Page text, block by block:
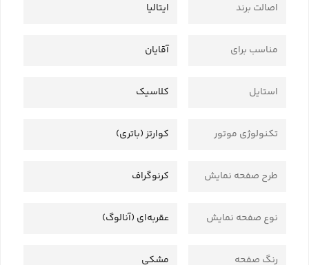
اصالت برند ایتالیا
مناسب برای آقایان
استایل کلاسیک
تکنولوژی موتور کوارتز (باتری)
طرح صفحه نمایش کرنوگراف
نوع صفحه نمایش عقربه‌ای (آنالوگ)
رنگ صفحه مشکی